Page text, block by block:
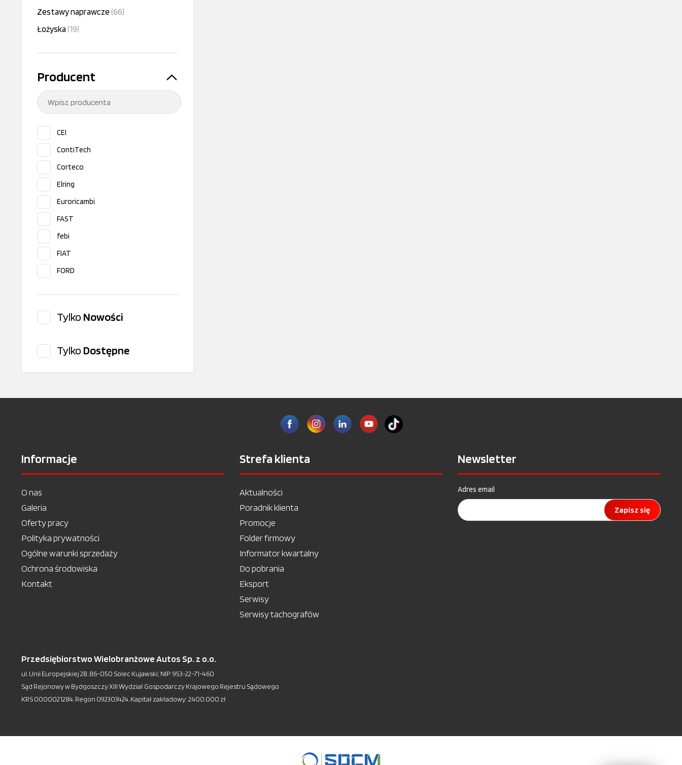
Zestawy naprawcze (66)
Łożyska(19)
Producent
CEI
ContiTech
Corteco
Elring
Euroricambi
FAST
febi
FIAT
FORD
RENAULT/DACIA
Tylko Nowości
Tylko Dostępne
Informacje
O nas
Galeria
Oferty pracy
Polityka prywatności
Ogólne warunki sprzedaży
Ochrona środowiska
Kontakt
Strefa klienta
Aktualności
Poradnik klienta
Promocje
Folder firmowy
Informator kwartalny
Do pobrania
Eksport
Serwisy
Serwisy tachografów
Newsletter
Adres email
Zapisz się
Przedsiębiorstwo Wielobranżowe Autos Sp. z o.o.
ul. Unii Europejskiej 2B, 86-050 Solec Kujawski; NIP: 953-22-71-460
Sąd Rejonowy w Bydgoszczy XIII Wydział Gospodarczy Krajowego Rejestru Sądowego
KRS 0000021284, Regon 092303424, Kapitał zakładowy: 2.400.000 zł